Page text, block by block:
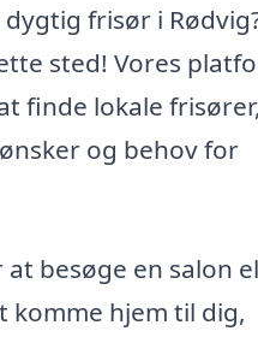
frisør i
sted! Vores
finde lokale frisører,
og behov for
besøge en salon
komme hjem til dig,